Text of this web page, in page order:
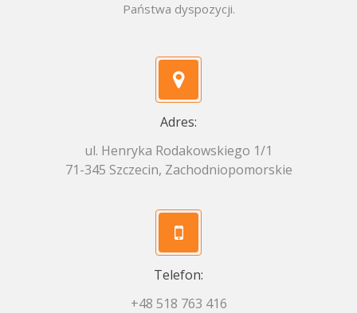
Państwa dyspozycji.
Adres:
ul. Henryka Rodakowskiego 1/1
71-345 Szczecin, Zachodniopomorskie
Telefon:
+48 518 763 416